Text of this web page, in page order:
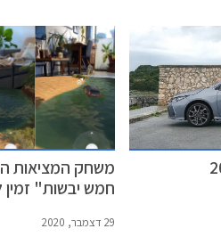
מפתיעים למרות
2009 ועבר מספר
בייבוא סדיר, ככל
ביחס לאחיו העממי
החדש אולי דווקא נזכה
משחק המציאות
חמש יבשות" זמין
29 דצמבר, 2020